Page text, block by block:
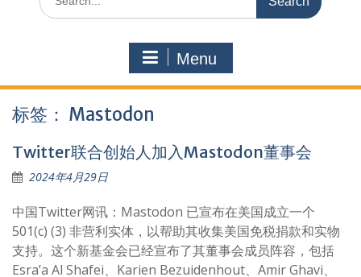
for:
Menu
标签： Mastodon
Twitter联合创始人加入Mastodon董事会
2024年4月29日
中国Twitter网讯：Mastodon 已宣布在美国成立一个
501(c) (3) 非营利实体，以帮助其收集美国免税捐款和实物
支持。这个新基金会已经宣布了其董事会成员阵容，包括
Esra’a Al Shafei、Karien Bezuidenhout、Amir Ghavi、